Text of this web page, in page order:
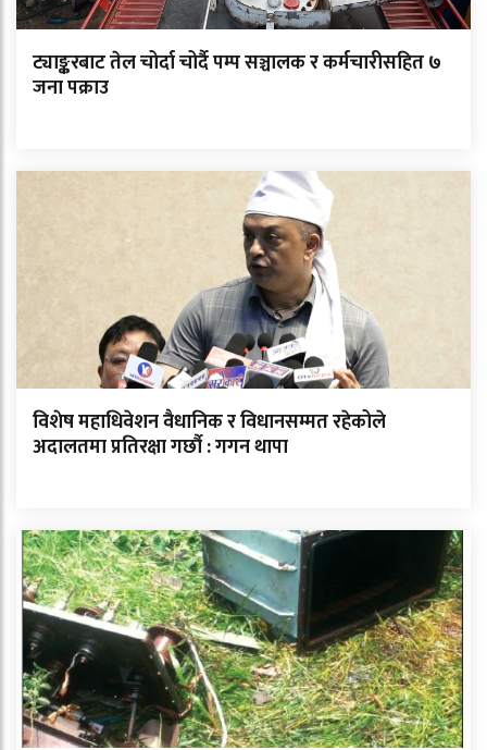
ट्याङ्करबाट तेल चोर्दा चोर्दै पम्प सञ्चालक र कर्मचारीसहित ७
जना पक्राउ
विशेष महाधिवेशन वैधानिक र विधानसम्मत रहेकोले
अदालतमा प्रतिरक्षा गर्छौ : गगन थापा